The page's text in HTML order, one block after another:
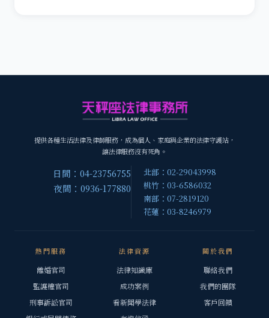
提供各種生活法律及律師服務，成為個人、家庭與企業的法律守護站，
讓法律服務沒有死角。
日間：04-23756755
夜間：0936-177880
北部：02-29043998
桃竹：03-6586032
南部：07-2819120
花蓮：03-8246979
熱門服務
離婚官司
監護權官司
刑事訴訟官司
法律資源
法律知識庫
成功案例
看新聞學法律
關於我們
聯絡我們
我們的團隊
客戶回饋